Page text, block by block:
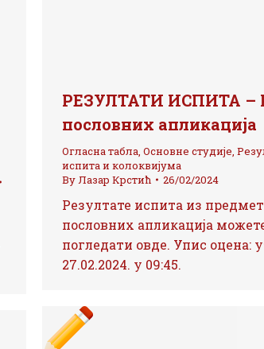
РЕЗУЛТАТИ ИСПИТА –
пословних апликација
Огласна табла, Основне студије,
испита и колоквијума
ByЛазар Крстић 26/02/2024
Резултате испита из
пословних апликација
погледати овде. Упис оцена:
27.02.2024. у 09:45.